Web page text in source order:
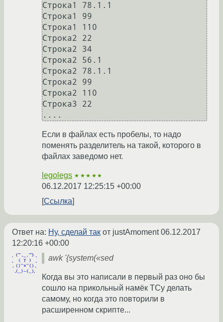
Строка1 78.1.1
Строка1 99
Строка1 110
Строка2 22
Строка2 34
Строка2 56.1
Строка2 78.1.1
Строка2 99
Строка2 110
Строка3 22
Если в файлах есть пробелы, то надо
поменять разделитель на такой, которого в
файлах заведомо нет.
legolegs ★★★★★
06.12.2017 12:25:15 +00:00
Ссылка
Ответ на: Ну, сделай так от justAmoment06.12.2017
12:20:16 +00:00
awk '{system(«sed
Когда вы это написали в первый раз оно бы
сошло на прикольный намёк ТСу делать
самому, но когда это повторили в
расширенном скрипте...